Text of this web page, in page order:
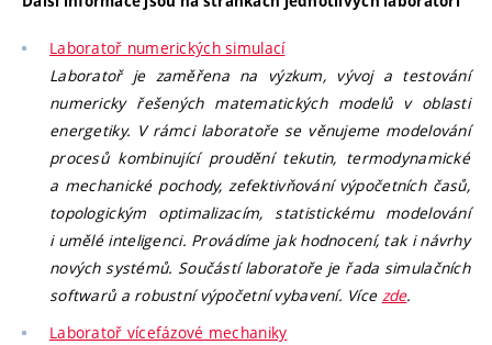
Laboratoř numerických simulací
Laboratoř je zaměřena na výzkum, vývoj a testování
numericky řešených matematických modelů v oblasti
energetiky. V rámci laboratoře se věnujeme modelování
procesů kombinující proudění tekutin, termodynamické
a mechanické pochody, zefektivňování výpočetních časů,
topologickým optimalizacím, statistickému modelování
i umělé inteligenci. Provádíme jak hodnocení, tak i návrhy
nových systémů. Součástí laboratoře je řada simulačních
softwarů a robustní výpočetní vybavení. Více zde.
Laboratoř vícefázové mechaniky